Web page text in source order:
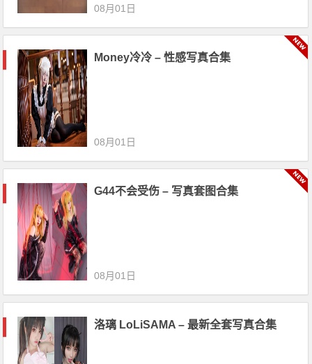
08月01日
Money冷冷 – 性感写真合集
08月01日
G44不会受伤 – 写真套图合集
08月01日
洛璃 LoLiSAMA – 最新全套写真合集